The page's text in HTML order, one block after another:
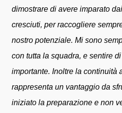
dimostrare di avere imparato
cresciuti, per raccogliere
nostro potenziale. Mi sono
con tutta la squadra, e sentire
importante. Inoltre la continuità
rappresenta un vantaggio da
iniziato la preparazione e non